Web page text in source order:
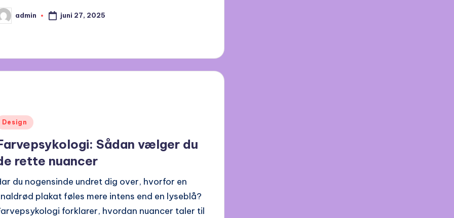
admin juni 27, 2025
Design
Sådan vælger du
rette nuancer
du nogensinde undret dig over, hvorfor en
plakat føles mere intens end en lyseblå?
forklarer, hvordan nuancer taler til